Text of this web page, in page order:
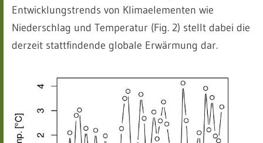
Entwicklungstrends von Klimaelementen wie
Niederschlag und Temperatur (Fig. 2) stellt dabei die
derzeit stattfindende globale Erwärmung dar.